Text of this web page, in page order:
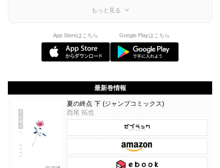
もっと見る
App Storeはこちら Google Playはこちら
最新巻情報
夏の終点 下 (ジャンプコミックス)
西尾 拓也